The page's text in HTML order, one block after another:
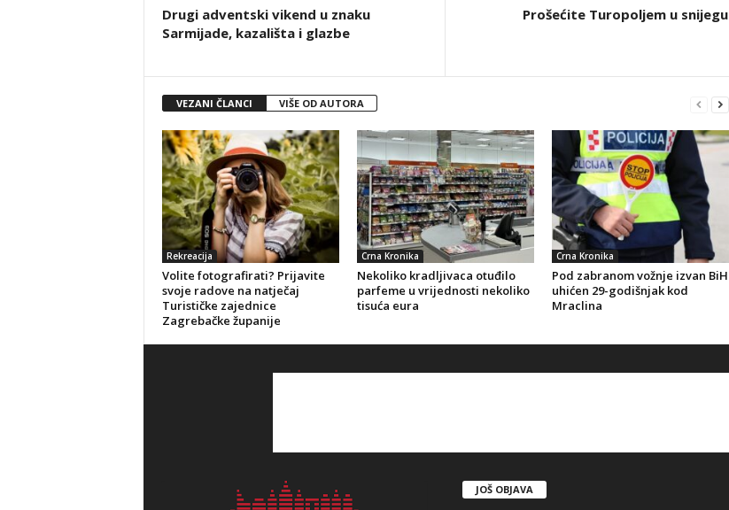
Drugi adventski vikend u znaku
Sarmijade, kazališta i glazbe
Prošećite Turopoljem u snijegu
VEZANI ČLANCI VIŠE OD AUTORA
Rekreacija
Volite fotografirati? Prijavite
svoje radove na natječaj
Turističke zajednice
Zagrebačke županije
Crna Kronika
Nekoliko kradljivaca otuđilo
parfeme u vrijednosti nekoliko
tisuća eura
Crna Kronika
Pod zabranom vožnje izvan BiH
uhićen 29-godišnjak kod
Mraclina
JOŠ OBJAVA